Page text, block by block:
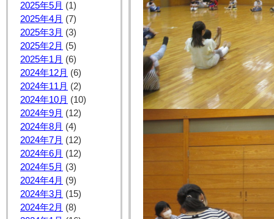
2025年5月 (1)
2025年4月 (7)
2025年3月 (3)
2025年2月 (5)
2025年1月 (6)
2024年12月 (6)
2024年11月 (2)
2024年10月 (10)
2024年9月 (12)
2024年8月 (4)
2024年7月 (12)
2024年6月 (12)
2024年5月 (3)
2024年4月 (9)
2024年3月 (15)
2024年2月 (8)